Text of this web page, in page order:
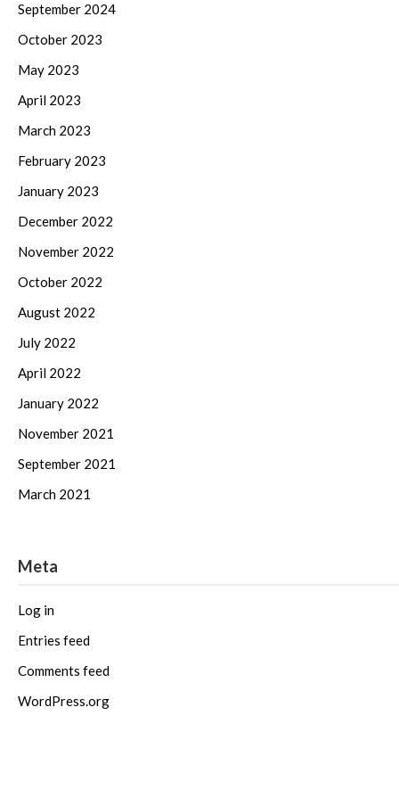
September 2024
October 2023
May 2023
April 2023
March 2023
February 2023
January 2023
December 2022
November 2022
October 2022
August 2022
July 2022
April 2022
January 2022
November 2021
September 2021
March 2021
Meta
Log in
Entries feed
Comments feed
WordPress.org